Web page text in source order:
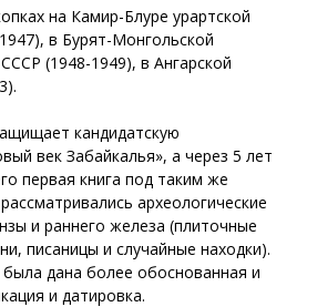
на Камир-Блуре урартской
в Бурят-Монгольской
(1948-1949), в Ангарской
кандидатскую
век Забайкалья», а через 5 лет
первая книга под таким же
археологические
и раннего железа (плиточные
писаницы и случайные находки).
дана более обоснованная и
и датировка.